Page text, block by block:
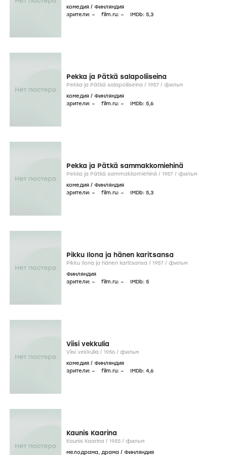
комедия / Финляндия
зрители: – film.ru: – IMDb: 5,3
Pekka ja Pätkä salapoliiseina
Pekka ja Pätkä salapoliiseina / 1957 / фильм
комедия / Финляндия
зрители: – film.ru: – IMDb: 5,6
Pekka ja Pätkä sammakkomiehinä
Pekka ja Pätkä sammakkomiehinä / 1957 / фильм
комедия / Финляндия
зрители: – film.ru: – IMDb: 5,3
Pikku Ilona ja hänen karitsansa
Pikku Ilona ja hänen karitsansa / 1957 / фильм
Финляндия
зрители: – film.ru: – IMDb: 5
Viisi vekkulia
Viisi vekkulia / 1956 / фильм
комедия / Финляндия
зрители: – film.ru: – IMDb: 4,6
Kaunis Kaarina
Kaunis Kaarina / 1955 / фильм
мелодрама, драма / Финляндия